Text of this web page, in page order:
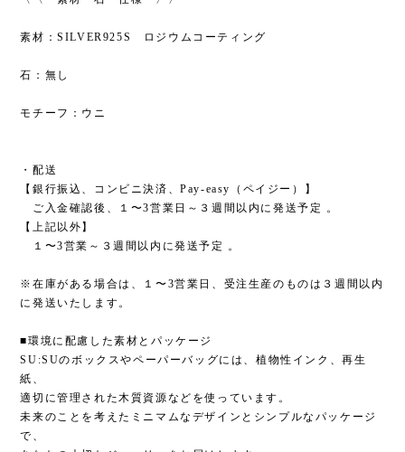
素材：SILVER925S ロジウムコーティング
石：無し
モチーフ：ウニ
・配送
【銀行振込、コンビニ決済、Pay-easy（ペイジー）】
ご入金確認後、１〜3営業日～３週間以内に発送予定 。
【上記以外】
１〜3営業～３週間以内に発送予定 。
※在庫がある場合は、１〜3営業日、受注生産のものは３週間以内
に発送いたします。
■環境に配慮した素材とパッケージ
SU:SUのボックスやペーパーバッグには、植物性インク、再生
紙、
適切に管理された木質資源などを使っています。
未来のことを考えたミニマムなデザインとシンプルなパッケージ
で、